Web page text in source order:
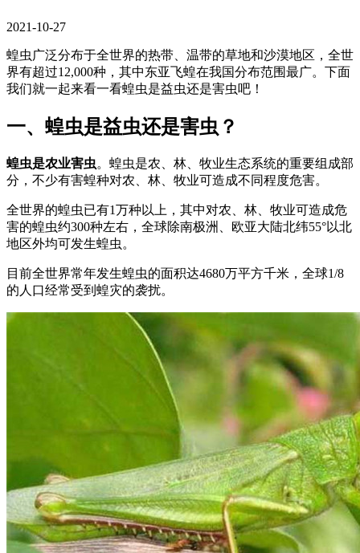
2021-10-27
蝗虫广泛分布于全世界的热带、温带的草地和沙漠地区，全世
界有超过12,000种，其中东亚飞蝗在我国分布范围最广。下面
我们就一起来看一看蝗虫是益虫还是害虫吧！
一、蝗虫是益虫还是害虫？
蝗虫是农业害虫。蝗虫是农、林、牧业生态系统的重要组成部
分，不少有害蝗种对农、林、牧业可造成不同程度危害。
全世界的蝗虫已有1万种以上，其中对农、林、牧业可造成危
害的蝗虫约300种左右，全球除南极洲、欧亚大陆北纬55°以北
地区外均可发生蝗虫。
目前全世界常年发生蝗虫的面积达4680万平方千米，全球1/8
的人口经常受到蝗灾的袭扰。